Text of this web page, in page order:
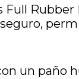
un paño